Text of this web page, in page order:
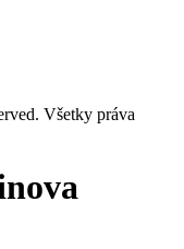
Všetky práva